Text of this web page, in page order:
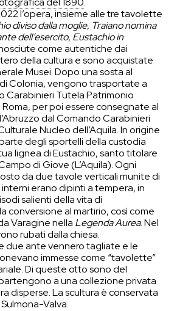
l’opera, insieme alle tre tavolette
diviso dalla moglie, Traiano nomina
dell’esercito, Eustachioin
come autentiche dai
della cultura e sono acquistate
Musei. Dopo una sosta al
Colonia, vengono trasportate a
Carabinieri Tutela Patrimonio
per poi essere consegnate al
dal Comando Carabinieri
Nucleo dell’Aquila. In origine
degli sportelli della custodia
lignea di Eustachio, santo titolare
di Giove (L’Aquila). Ogni
da due tavole verticali munite di
erano dipinti a tempera, in
salienti della vita di
conversione al martirio, così come
Varagine nella Legenda Aurea. Nel
rubati dalla chiesa.
due ante vennero tagliate e le
immesse come “tavolette”
Di queste otto sono del
a una collezione privata
disperse. La scultura è conservata
Valva.